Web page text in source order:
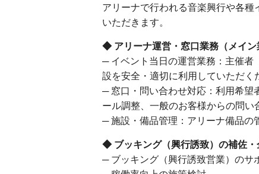
アリーナで行われる音楽興行や各
いただきます。
◆ アリーナ運営・窓口業務（メイン
─ イベント当日の運営業務：主催者
設を安全・適切に利用していただく
─ 窓口・問い合わせ対応：利用希望
ール調整、一般のお客様からの問い
─ 施設・備品管理：アリーナ備品の
◆ ブッキング（興行誘致）の補佐・
─ ブッキング（興行誘致営業）のサ